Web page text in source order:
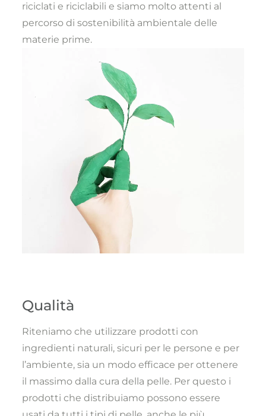
riciclati e riciclabili e siamo molto attenti al
percorso di sostenibilità ambientale delle
materie prime.
Qualità
Riteniamo che utilizzare prodotti con
ingredienti naturali, sicuri per le persone e per
l’ambiente, sia un modo efficace per ottenere
il massimo dalla cura della pelle. Per questo i
prodotti che distribuiamo possono essere